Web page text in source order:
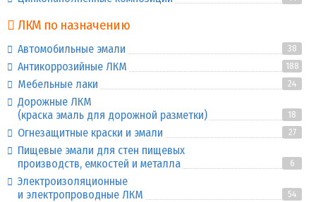
ЛКМ по назначению
Автомобильные эмали 38
Антикоррозийные ЛКМ 188
Мебельные лаки 24
Дорожные ЛКМ
(краска эмаль для дорожной разметки)
18
Огнезащитные краски и эмали 27
Пищевые эмали для стен пищевых
производств, емкостей и металла
6
Электроизоляционные
и электропроводные ЛКМ
54